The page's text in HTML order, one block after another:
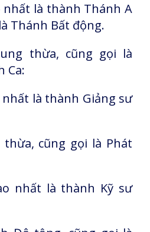
là thành Thánh A
Thánh Bất động.
thừa, cũng gọi là
Ca:
là thành Giảng sư
cũng gọi là Phát
nhất là thành Kỹ sư